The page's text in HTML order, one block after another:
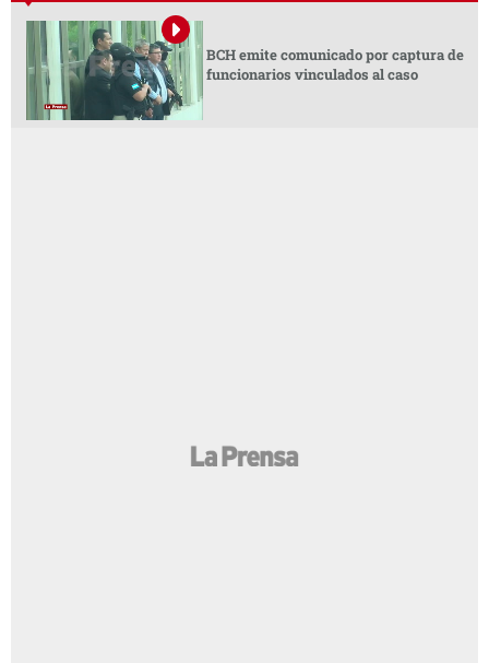
BCH emite comunicado por captura de
funcionarios vinculados al caso